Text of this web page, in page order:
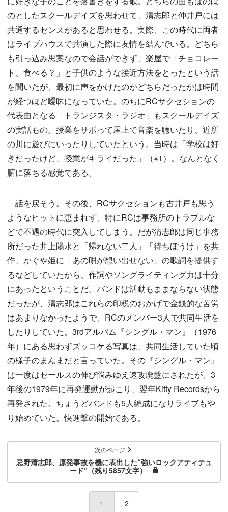
のとしたスクールデイズを思わせて、清志郎と仲井戸には
共通するセンスがあると思わせる。実際、この時代に両者
はライブハウスで共演した際に友情を結んでいる。どちら
も引っ込み思案なので会話ができず、楽屋で「チョコレー
ト、食べる？」と子供のような接近方法をとったという話
を聞いたが、最初に声をかけたのがどちらだったかは時間
が経つほど曖昧になっていた。のちにRCサクセションの
代表曲となる「トランジスタ・ラジオ」もスクールデイズ
の実話もの。授業をサボって屋上で音楽を聴いたり、近所
の川に遊びにいったりしていたという。当時は「学校は好
きだったけど、授業がキライだった」（※1）。なんとなく
腑に落ちる感覚である。
話を戻そう。その後、RCサクセションも古井戸も思う
ようなヒットに恵まれず、特にRCは事務所のトラブルな
どで不遇の時代に突入してしまう。だが清志郎は同じ事務
所だった井上陽水と「帰れない二人」「待ちぼうけ」を共
作、かぐや姫に「あの唄が想い出せない」の歌詞を提供す
るなどしていたから、作詞やソングライティング力は十分
にあったということだ。バンドは活動もままならない状態
だったが、清志郎はこれらの印税のおかげで金銭的な苦労
はあまりなかったようで、RCのメンバー3人で共同生活を
したりしていた。3rdアルバム『シングル・マン』（1976
年）にある思わずズッコケる写真は、共同生活していた頃
の様子のまんまだと言っていた。その『シングル・マン』
は一度はセールスの伸び悩みゆえ速攻廃盤にされたが、3
年後の1979年に再発運動が起こり、翌年Kitty Recordsから
再発された。ちょうどバンドも5人編成になりライブもや
り始めていた。快進撃の開始である。
次のページ
忌野清志郎、原発事故を機に表出した“強いロックアティテュ
ード”（残り5857文字）
1 (current)
2